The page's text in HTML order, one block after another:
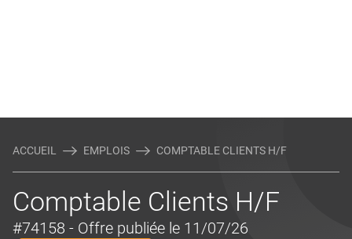
ACCUEIL EMPLOIS COMPTABLE CLIENTS H/F
Comptable Clients H/F
#74158 - Offre publiée le 11/07/26